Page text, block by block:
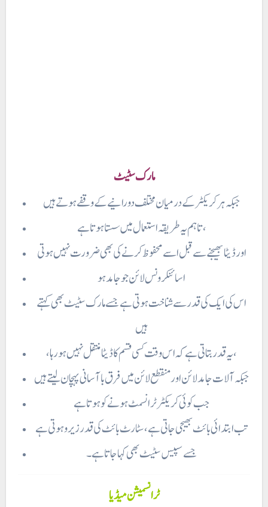
مارک سٹیٹ
تاہم یہ طریقہ استعمال میں سستا ہوتا ہے ،
اور ڈیٹا بھیجنے سے قبل اسے محفوظ کرنے کی بھی ضرورت نہیں ہوتی
اسائنکر ونس لائن جو جامد ہو
اس کی ایک کی قدر سے شناخت ہوتی ہے جسے مارک سٹیٹ بھی کہتے
ہیں
، یہ قدر بتاتی ہے کہ اس وقت کسی قسم کا ڈیٹا منتقل نہیں ہو رہا،
جبکہ آلات جامد لائن اور منقطع لائن میں فرق با آسانی پہچان لیتے ہیں
جب کوئی کریکٹر ٹرانسمٹ ہونے کو ہوتا ہے
تب ابتدائی بائٹ بھیجی جاتی ہے، سٹارٹ بائٹ کی قدر زیرو ہوتی ہے
جسے سپیس سٹیٹ بھی کہا جاتا ہے۔
ٹرانسمیشن میڈیا